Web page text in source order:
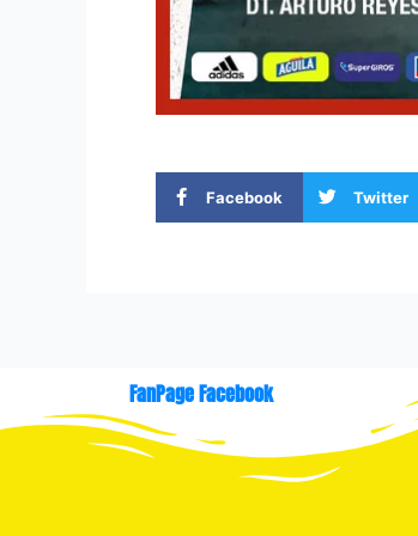
Facebook Twitter
FanPage Facebook